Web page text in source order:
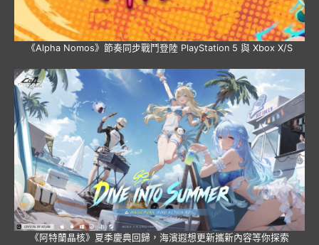
《Alpha Nomos》節奏同步戰鬥登陸 PlayStation 5 與 Xbox X/S
《阿特蘭晶核》夏季慶典回歸，海濱遐想更新攜新內容等你探索